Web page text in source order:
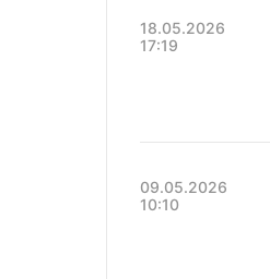
18.05.2026
17:19
09.05.2026
10:10